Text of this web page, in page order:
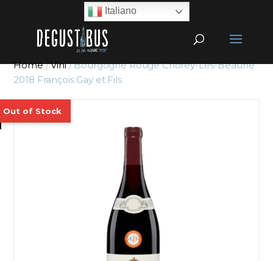
Home/Vini/ Bourgogne Rouge Chorey-Lès-Beaune
2018 François Gay et Fils
Italiano